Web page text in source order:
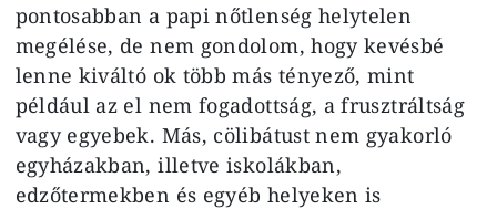
pontosabban a papi nőtlenség helytelen
megélése, de nem gondolom, hogy kevésbé
lenne kiváltó ok több más tényező, mint
például az el nem fogadottság, a frusztráltság
vagy egyebek. Más, cölibátust nem gyakorló
egyházakban, illetve iskolákban,
edzőtermekben és egyéb helyeken is